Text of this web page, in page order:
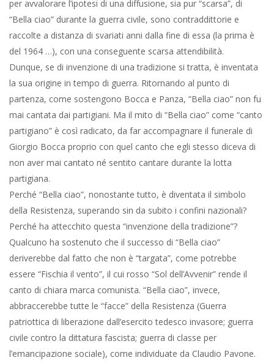
per avvalorare l’ipotesi di una diffusione, sia pur “scarsa”, di
“Bella ciao” durante la guerra civile, sono contraddittorie e
raccolte a distanza di svariati anni dalla fine di essa (la prima è
del 1964 …), con una conseguente scarsa attendibilità.
Dunque, se di invenzione di una tradizione si tratta, è inventata
la sua origine in tempo di guerra. Ritornando al punto di
partenza, come sostengono Bocca e Panza, “Bella ciao” non fu
mai cantata dai partigiani. Ma il mito di “Bella ciao” come “canto
partigiano” è così radicato, da far accompagnare il funerale di
Giorgio Bocca proprio con quel canto che egli stesso diceva di
non aver mai cantato né sentito cantare durante la lotta
partigiana.
Perché “Bella ciao”, nonostante tutto, è diventata il simbolo
della Resistenza, superando sin da subito i confini nazionali?
Perché ha attecchito questa “invenzione della tradizione”?
Qualcuno ha sostenuto che il successo di “Bella ciao”
deriverebbe dal fatto che non è “targata”, come potrebbe
essere “Fischia il vento”, il cui rosso “Sol dell’Avvenir” rende il
canto di chiara marca comunista. “Bella ciao”, invece,
abbraccerebbe tutte le “facce” della Resistenza (Guerra
patriottica di liberazione dall’esercito tedesco invasore; guerra
civile contro la dittatura fascista; guerra di classe per
l’emancipazione sociale), come individuate da Claudio Pavone.